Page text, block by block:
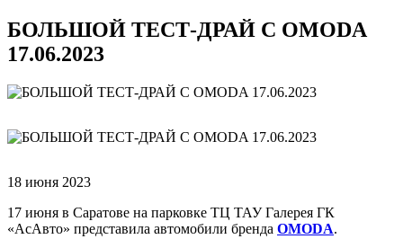
БОЛЬШОЙ ТЕСТ-ДРАЙ С OMODA
17.06.2023
18 июня 2023
17 июня в Саратове на парковке ТЦ ТАУ Галерея ГК
«АсАвто» представила автомобили бренда OMODA.